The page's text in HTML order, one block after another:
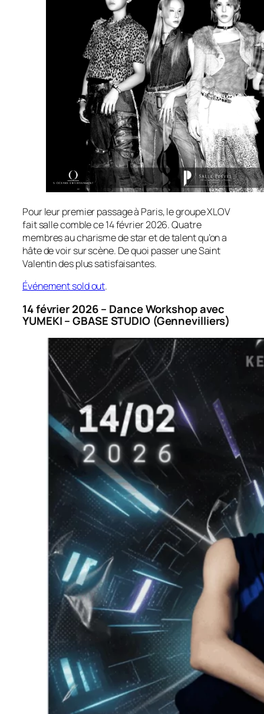
Pour leur premier passage à Paris, le groupe XLOV
fait salle comble ce 14 février 2026. Quatre
membres au charisme de star et de talent qu’on a
hâte de voir sur scène. De quoi passer une Saint
Valentin des plus satisfaisantes.
Événement sold out.
14 février 2026 – Dance Workshop avec
YUMEKI – GBASE STUDIO (Gennevilliers)